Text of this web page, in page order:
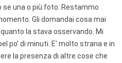
una o più foto. Restammo
Gli domandai cosa mai
la stava osservando. Mi
po’ di minuti. E’ molto strana e in
la presenza di altre cose che